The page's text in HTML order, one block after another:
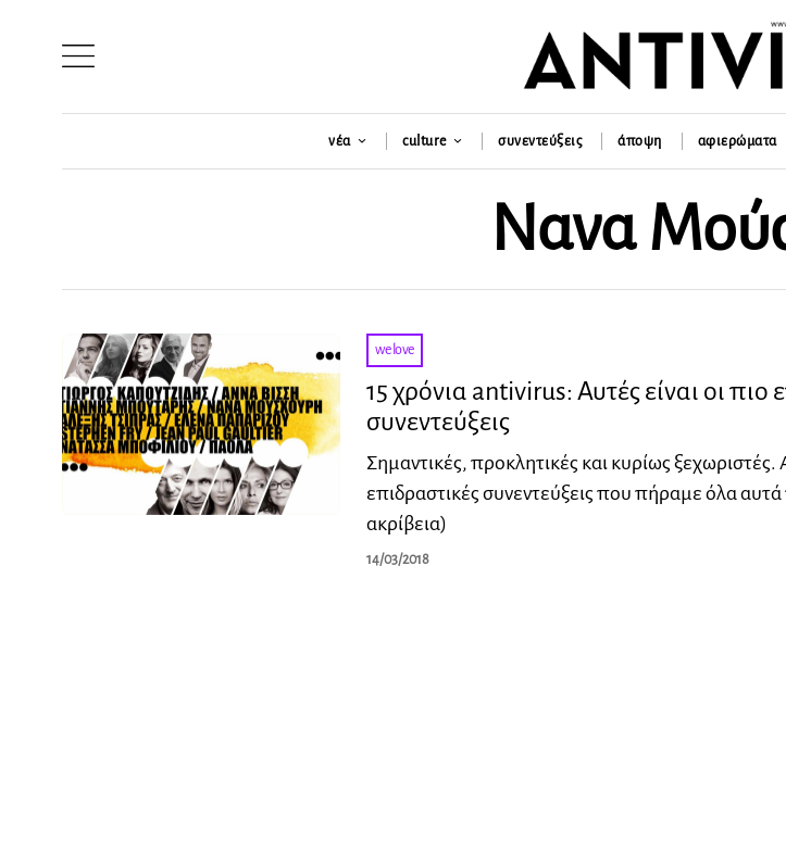
νέα culture συνεντεύξεις άποψη αφιερώματα
Νανα
we love
15 χρόνια antivirus: Αυτές είναι οι πιο
συνεντεύξεις
Σημαντικές, προκλητικές και κυρίως ξεχωριστές.
επιδραστικές συνεντεύξεις που πήραμε όλα αυτά
ακρίβεια)
14/03/2018